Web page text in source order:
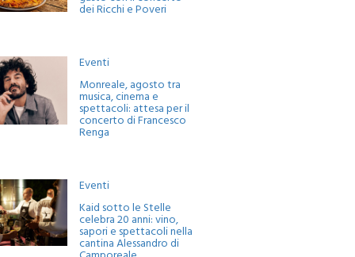
gusto con il concerto
dei Ricchi e Poveri
Eventi
Monreale, agosto tra
musica, cinema e
spettacoli: attesa per il
concerto di Francesco
Renga
Eventi
Kaid sotto le Stelle
celebra 20 anni: vino,
sapori e spettacoli nella